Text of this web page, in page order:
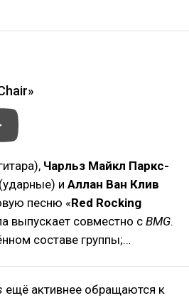
Чарльз Майкл Паркс-
(ударные) и Аллан Ван Клив
песню «Red Rocking
выпускает совместно сBMG.
составе группы;…
ещё активнее обращаются к